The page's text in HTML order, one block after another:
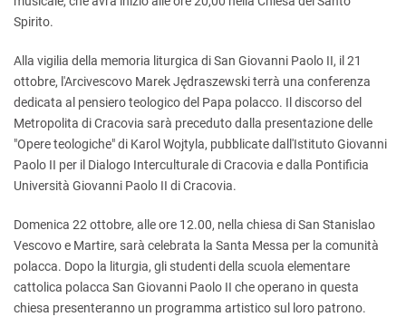
Spirito.
Alla vigilia della memoria liturgica di San Giovanni Paolo II, il 21
ottobre, l'Arcivescovo Marek Jędraszewski terrà una conferenza
dedicata al pensiero teologico del Papa polacco. Il discorso del
Metropolita di Cracovia sarà preceduto dalla presentazione delle
"Opere teologiche" di Karol Wojtyla, pubblicate dall'Istituto Giovanni
Paolo II per il Dialogo Interculturale di Cracovia e dalla Pontificia
Università Giovanni Paolo II di Cracovia.
Domenica 22 ottobre, alle ore 12.00, nella chiesa di San Stanislao
Vescovo e Martire, sarà celebrata la Santa Messa per la comunità
polacca. Dopo la liturgia, gli studenti della scuola elementare
cattolica polacca San Giovanni Paolo II che operano in questa
chiesa presenteranno un programma artistico sul loro patrono.